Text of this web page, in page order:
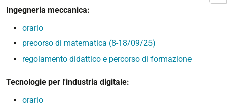
Ingegneria meccanica:
orario
precorso di matematica (8-18/09/25)
regolamento didattico e percorso di formazione
Tecnologie per l'industria digitale:
orario